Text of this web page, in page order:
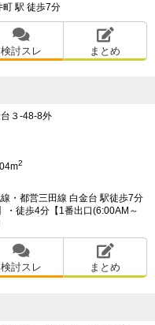
町 駅 徒歩7分
検討スレ まとめ
３-48-8外
2
・都営三田線 白金台 駅徒歩7分
・徒歩4分【1番出口(6:00AM～
検討スレ まとめ